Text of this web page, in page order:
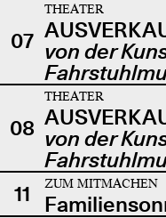
07
THEATER
von der
08
THEATER
von der
11
ZUM MITMACHEN